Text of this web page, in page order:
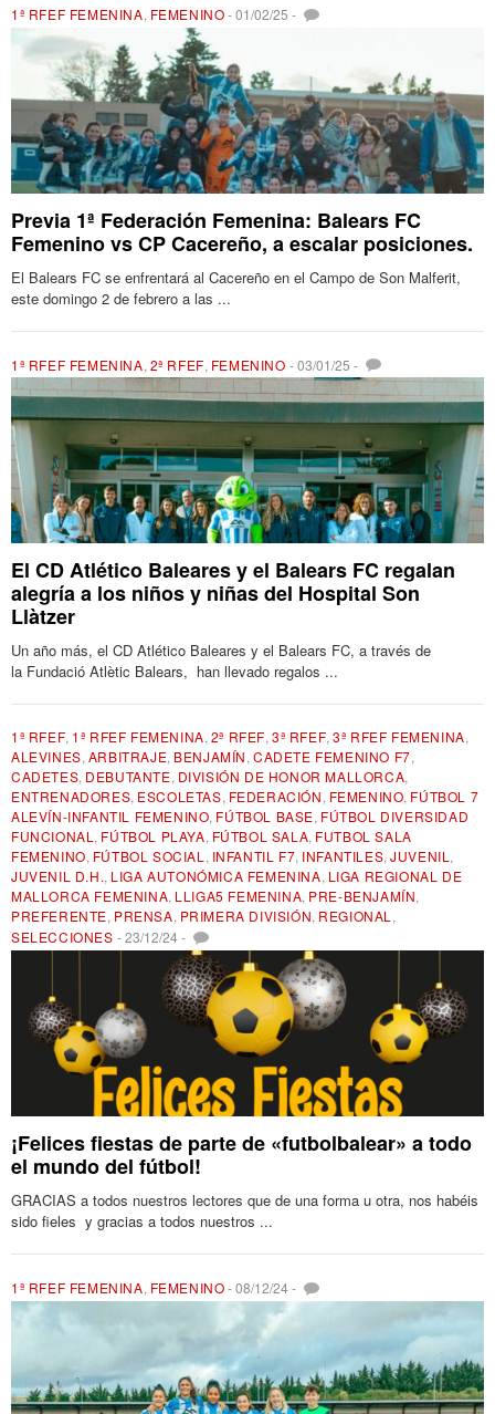
1ª RFEF FEMENINA, FEMENINO-01/02/25 -
Previa 1ª Federación Femenina: Balears FC
Femenino vs CP Cacereño, a escalar posiciones.
El Balears FC se enfrentará al Cacereño en el Campo de Son Malferit,
este domingo 2 de febrero a las ...
1ª RFEF FEMENINA, 2ª RFEF, FEMENINO -03/01/25 -
El CD Atlético Baleares y el Balears FC regalan
alegría a los niños y niñas del Hospital Son
Llàtzer
Un año más, el CD Atlético Baleares y el Balears FC, a través de
la Fundació Atlètic Balears, han llevado regalos ...
1ª RFEF, 1ª RFEF FEMENINA, 2ª RFEF,3ª RFEF,3ª RFEF FEMENINA,
ALEVINES, ARBITRAJE, BENJAMÍN,CADETE FEMENINO F7,
CADETES, DEBUTANTE, DIVISIÓN DE HONOR MALLORCA,
ENTRENADORES, ESCOLETAS, FEDERACIÓN, FEMENINO, FÚTBOL 7
ALEVÍN-INFANTIL FEMENINO, FÚTBOL BASE, FÚTBOL DIVERSIDAD
FUNCIONAL , FÚTBOL PLAYA, FÚTBOL SALA, FUTBOL SALA
FEMENINO, FÚTBOL SOCIAL , INFANTIL F7, INFANTILES,JUVENIL ,
JUVENIL D.H., LIGA AUTONÓMICA FEMENINA, LIGA REGIONAL DE
MALLORCA FEMENINA, LLIGA5 FEMENINA, PRE-BENJAMÍN,
PREFERENTE, PRENSA, PRIMERA DIVISIÓN, REGIONAL ,
SELECCIONES -23/12/24-
¡Felices fiestas de parte de «futbolbalear» a todo
el mundo del fútbol!
GRACIAS a todos nuestros lectores que de una forma u otra, nos habéis
sido fieles y gracias a todos nuestros ...
1ª RFEF FEMENINA, FEMENINO-08/12/24-